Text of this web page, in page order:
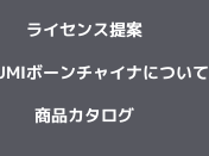
ライセンス提案
ボーンチャイナについて
商品カタログ